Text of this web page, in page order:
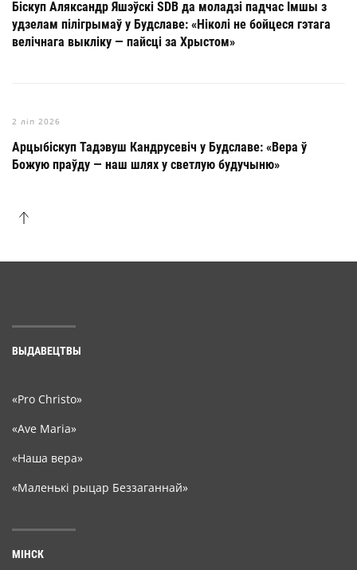
Біскуп Аляксандр Яшэўскі SDB да моладзі падчас Імшы з
удзелам пілігрымаў у Будславе: «Ніколі не бойцеся гэтага
велічнага выкліку — пайсці за Хрыстом»
2 ліп 2026
Арцыбіскуп Тадэвуш Кандрусевіч у Будславе: «Вера ў
Божую праўду — наш шлях у светлую будучыню»
ВЫДАВЕЦТВЫ
«Pro Christo»
«Ave Maria»
«Наша вера»
«Маленькі рыцар Беззаганнай»
МІНСК